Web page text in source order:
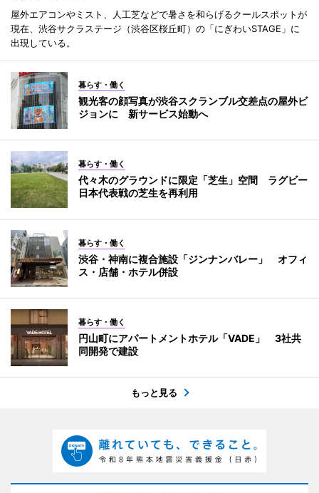
屋外エアコンやミスト、人工芝などで暑さを和らげるクールスポットが
現在、渋谷サクラステージ（渋谷区桜丘町）の「にぎわいSTAGE」に
出現している。
暮らす・働く
観光客の顔写真が渋谷スクランブル交差点の屋外ビ
ジョンに 新サービス始動へ
暮らす・働く
代々木のグラウンドに限定「芝生」空間 ラグビー
日本代表戦の芝生を再利用
暮らす・働く
渋谷・神南に複合施設「ジンナンバレー」 オフィ
ス・店舗・ホテル併設
暮らす・働く
円山町にアパートメントホテル「VADE」 3社共
同開発で建設
もっと見る